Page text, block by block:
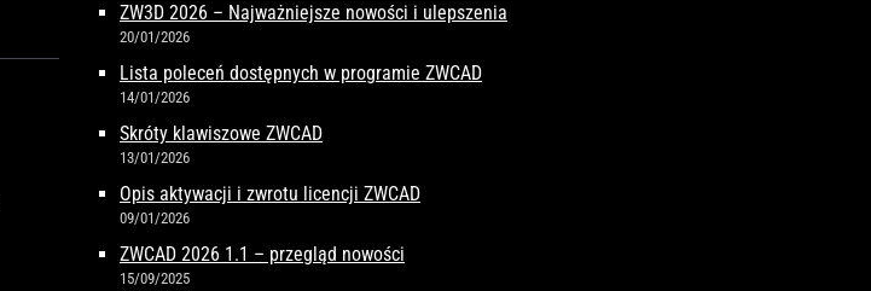
ZW3D 2026 – Najważniejsze nowości i ulepszenia
20/01/2026
Lista poleceń dostępnych w programie ZWCAD
14/01/2026
Skróty klawiszowe ZWCAD
13/01/2026
Opis aktywacji i zwrotu licencji ZWCAD
09/01/2026
ZWCAD 2026 1.1 – przegląd nowości
15/09/2025